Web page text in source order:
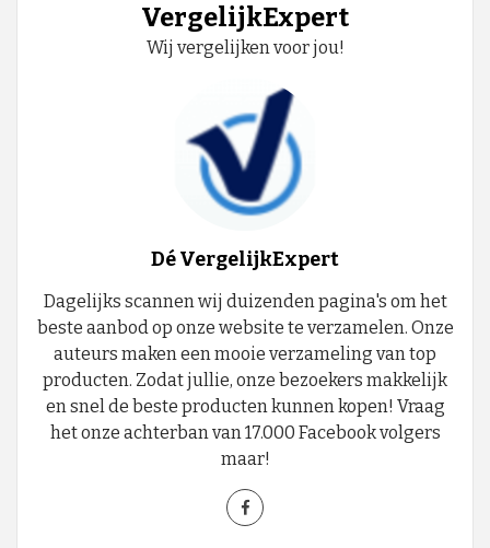
VergelijkExpert
Wij vergelijken voor jou!
Dé VergelijkExpert
Dagelijks scannen wij duizenden pagina's om het
beste aanbod op onze website te verzamelen. Onze
auteurs maken een mooie verzameling van top
producten. Zodat jullie, onze bezoekers makkelijk
en snel de beste producten kunnen kopen! Vraag
het onze achterban van 17.000 Facebook volgers
maar!